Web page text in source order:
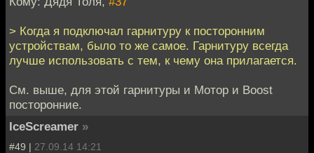
> Когда я подключал гарнитуру к посторонним
устройствам, было то же самое. Гарнитуру всегда
лучше использовать с тем, к чему она прилагается.
См. выше, для этой гарнитуры и Мотор и Boost
посторонние.
IceScreamer »
#49 | 27.09.14 14:21